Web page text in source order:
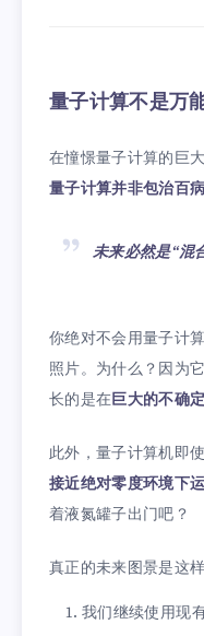
量子计算不是万
在憧憬量子计算的巨
量子计算并非包治百
未来必然是“混
你绝对不会用量子计
照片。为什么？因为
长的是在巨大的不确
此外，量子计算机即
接近绝对零度环境下
着液氮罐子出门吧？
真正的未来图景是这样
我们继续使用现